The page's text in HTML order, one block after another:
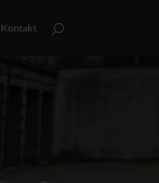
Kontakt